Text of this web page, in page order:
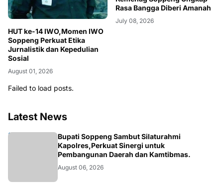
HUT ke-14 IWO,Momen IWO
Soppeng Perkuat Etika
Jurnalistik dan Kepedulian
Sosial
August 01, 2026
Rasa Bangga Diberi Amanah
July 08, 2026
Failed to load posts.
Latest News
Bupati Soppeng Sambut Silaturahmi
Kapolres,Perkuat Sinergi untuk
Pembangunan Daerah dan Kamtibmas.
August 06, 2026